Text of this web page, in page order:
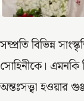
সম্প্রতি বিভিন্ন
সোহিনীকে। এমনকি
অন্তঃসত্ত্বা